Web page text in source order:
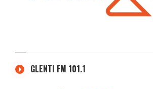
GLENTI FM 101.1